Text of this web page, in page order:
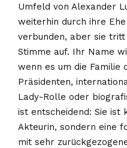
Umfeld von Alexander
weiterhin durch ihre
verbunden, aber sie
Stimme auf. Ihr Name
wenn es um die Familie
Präsidenten,
Lady-Rolle oder
ist entscheidend: Sie ist
Akteurin, sondern eine
mit sehr